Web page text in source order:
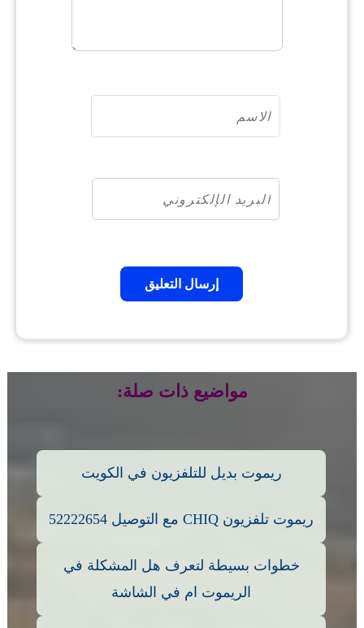
مواضيع ذات صلة:
ريموت بديل للتلفزيون في الكويت
ريموت تلفزيون CHIQ مع التوصيل 52222654
خطوات بسيطة لتعرف هل المشكلة في
الريموت ام في الشاشة